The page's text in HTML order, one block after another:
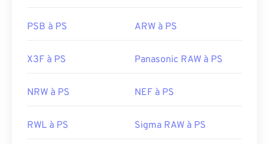
PSB à PS ARW à PS
X3F à PS Panasonic RAW à PS
NRW à PS NEF à PS
RWL à PS Sigma RAW à PS